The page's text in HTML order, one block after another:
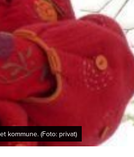
kommune. (Foto: privat)